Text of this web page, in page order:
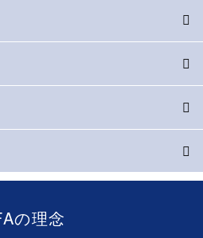
の理念